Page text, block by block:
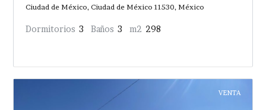
Ciudad de México, Ciudad de México 11530, México
Dormitorios 3 Baños 3 m2 298
VENTA